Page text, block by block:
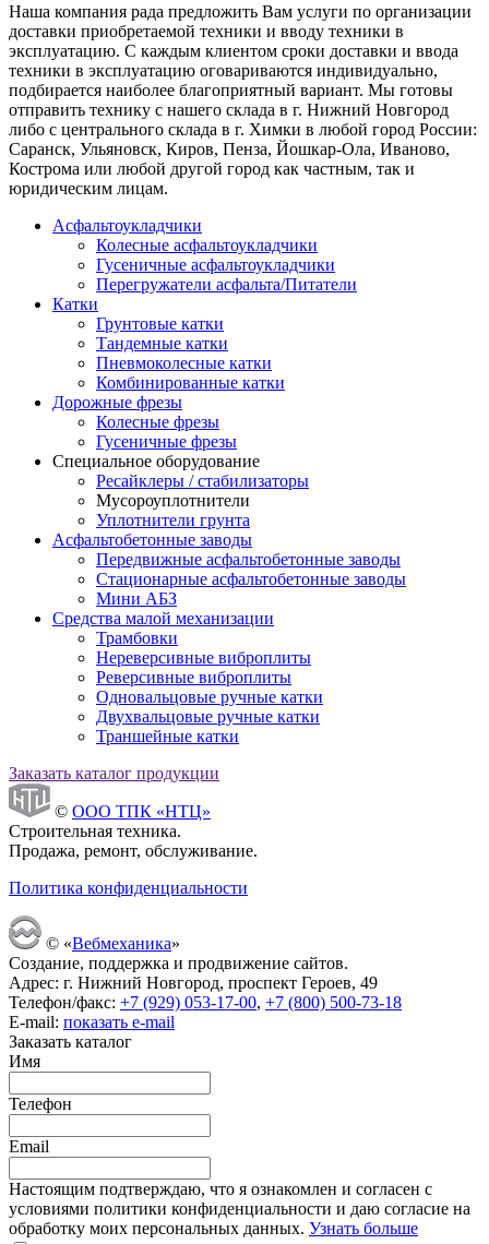
Наша компания рада предложить Вам услуги по организации
доставки приобретаемой техники и вводу техники в
эксплуатацию. С каждым клиентом сроки доставки и ввода
техники в эксплуатацию оговариваются индивидуально,
подбирается наиболее благоприятный вариант. Мы готовы
отправить технику с нашего склада в г. Нижний Новгород
либо с центрального склада в г. Химки в любой город России:
Саранск, Ульяновск, Киров, Пенза, Йошкар-Ола, Иваново,
Кострома или любой другой город как частным, так и
юридическим лицам.
Асфальтоукладчики
Колесные асфальтоукладчики
Гусеничные асфальтоукладчики
Перегружатели асфальта/Питатели
Катки
Грунтовые катки
Тандемные катки
Пневмоколесные катки
Комбинированные катки
Дорожные фрезы
Колесные фрезы
Гусеничные фрезы
Специальное оборудование
Ресайклеры / стабилизаторы
Мусороуплотнители
Уплотнители грунта
Асфальтобетонные заводы
Передвижные асфальтобетонные заводы
Стационарные асфальтобетонные заводы
Мини АБЗ
Средства малой механизации
Трамбовки
Нереверсивные виброплиты
Реверсивные виброплиты
Одновальцовые ручные катки
Двухвальцовые ручные катки
Траншейные катки
Заказать каталог продукции
© ООО ТПК «НТЦ»
Строительная техника.
Продажа, ремонт, обслуживание.
Политика конфиденциальности
© «Вебмеханика»
Создание, поддержка и продвижение сайтов.
Адрес: г. Нижний Новгород, проспект Героев, 49
Телефон/факс: +7 (929) 053-17-00, +7 (800) 500-73-18
E-mail: показать e-mail
Заказать каталог
Имя
Телефон
Email
Настоящим подтверждаю, что я ознакомлен и согласен с
условиями политики конфиденциальности и даю согласие на
обработку моих персональных данных. Узнать больше